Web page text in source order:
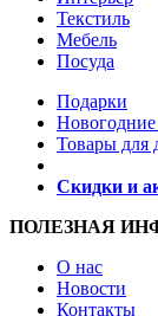
Текстиль
Мебель
Посуда
Подарки
Товары для
Скидки и
ПОЛЕЗНАЯ
О нас
Новости
Контакты